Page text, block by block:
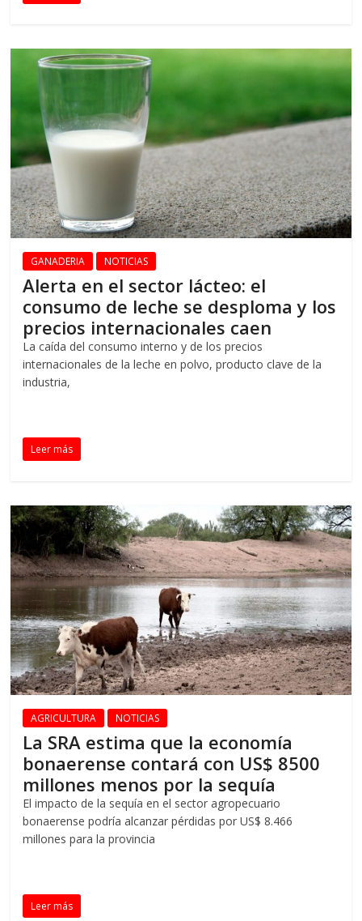
GANADERIA NOTICIAS
Alerta en el sector lácteo: el
consumo de leche se desploma y los
precios internacionales caen
La caída del consumo interno y de los precios
internacionales de la leche en polvo, producto clave de la
industria,
Leer más
AGRICULTURA NOTICIAS
La SRA estima que la economía
bonaerense contará con US$ 8500
millones menos por la sequía
El impacto de la sequía en el sector agropecuario
bonaerense podría alcanzar pérdidas por US$ 8.466
millones para la provincia
Leer más